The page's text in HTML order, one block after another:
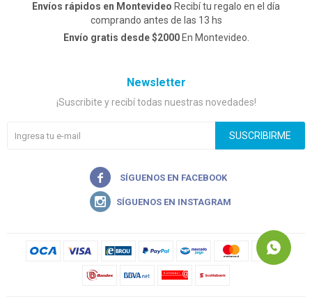
Envíos rápidos en Montevideo Recibí tu regalo en el día
comprando antes de las 13 hs
Envío gratis desde $2000En Montevideo.
Newsletter
¡Suscribite y recibí todas nuestras novedades!
SUSCRIBIRME

